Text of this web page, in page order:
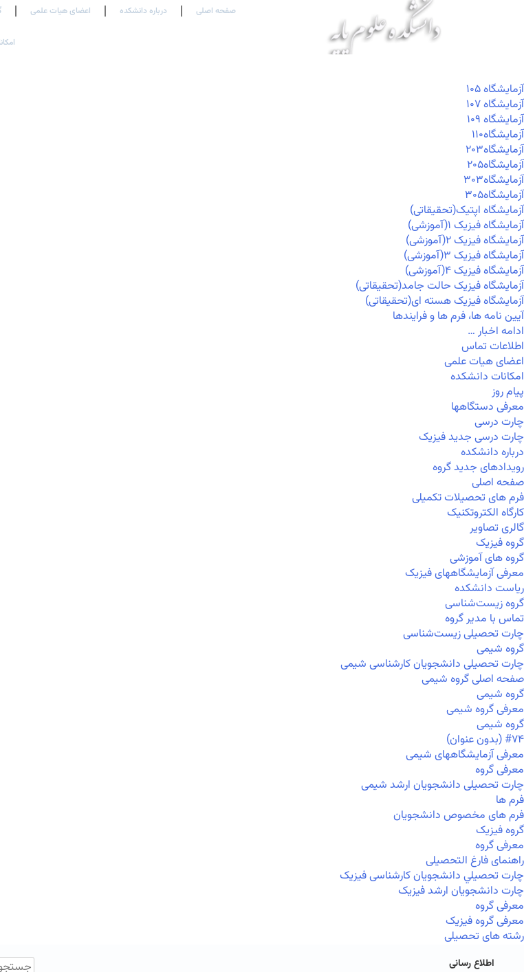
صفحه اصلی درباره دانشکده اعضای هیات علمی
آزمايشگاه ۱۰۵
آزمايشگاه ۱۰۷
آزمايشگاه ۱۰۹
آزمايشگاه۱۱۰
آزمايشگاه۲۰۳
آزمايشگاه۲۰۵
آزمايشگاه۳۰۳
آزمايشگاه۳۰۵
آزمایشگاه اپتیک(تحقیقاتی)
آزمایشگاه فیزیک ۱(آموزشی)
آزمایشگاه فیزیک ۲(آموزشی)
آزمایشگاه فیزیک ۳(آموزشی)
آزمایشگاه فیزیک ۴(آموزشی)
آزمایشگاه فیزیک حالت جامد(تحقیقاتی)
آزمایشگاه فیزیک هسته ای(تحقیقاتی)
آیین نامه ها، فرم ها و فرایندها
ادامه اخبار …
اطلاعات تماس
اعضای هیات علمی
امکانات دانشکده
پیام روز
معرفی دستگاهها
چارت درسی
چارت درسی جدید فیزیک
درباره دانشکده
رویدادهای جدید گروه
صفحه اصلی
فرم های تحصیلات تکمیلی
کارگاه الکتروتکنیک
گالری تصاویر
گروه فیزیک
گروه های آموزشی
معرفی آزمایشگاههای فیزیک
ریاست دانشکده
گروه زیست‌شناسی
تماس با مدیر گروه
چارت تحصیلی زیست‌شناسی
گروه شیمی
چارت تحصیلی دانشجویان کارشناسی شیمی
صفحه اصلی گروه شیمی
گروه شیمی
معرفی گروه شیمی
گروه شیمی
#۷۴ (بدون عنوان)
معرفی آزمایشگاههای شیمی
معرفی گروه
چارت تحصیلی دانشجویان ارشد شیمی
فرم ها
فرم های مخصوص دانشجویان
گروه فیزیک
معرفی گروه
راهنمای فارغ التحصیلی
چارت تحصيلي دانشجویان کارشناسی فیزیک
چارت دانشجویان ارشد فیزیک
معرفی گروه
معرفی گروه فیزیک
رشته های تحصیلی
اطلاع رسانی